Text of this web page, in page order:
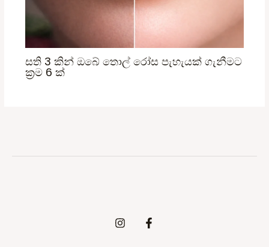
සති 3 කින් ඔබේ තොල් රෝස පැහැයක් ගැනීමට
ක්‍රම 6 ක්